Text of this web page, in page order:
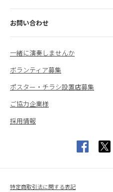
お問い合わせ
一緒に演奏しませんか
ボランティア募集
ポスター・チラシ設置店募集
ご協力企業様
採用情報
特定商取引法に関する表記